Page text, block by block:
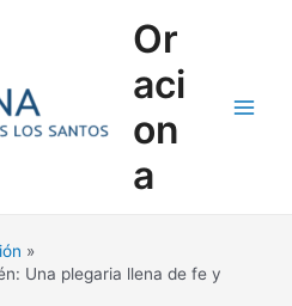
Or
aci
on
a
Una plegaria llena de fe y